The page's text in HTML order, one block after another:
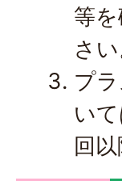
等
さい
プ
い
回